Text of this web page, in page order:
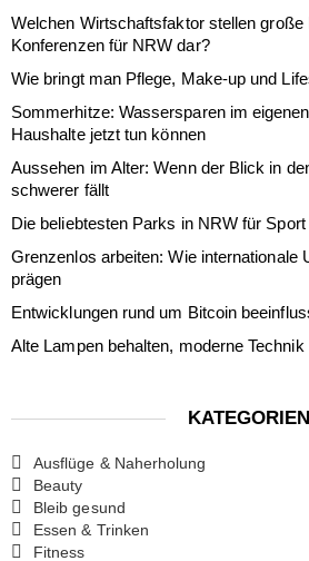
Welchen Wirtschaftsfaktor stellen große
Konferenzen für NRW dar?
Wie bringt man Pflege, Make-up und
Sommerhitze: Wassersparen im
Haushalte jetzt tun können
Aussehen im Alter: Wenn der Blick in
schwerer fällt
Die beliebtesten Parks in NRW für
Grenzenlos arbeiten: Wie internationale
prägen
Entwicklungen rund um Bitcoin
Alte Lampen behalten, moderne
KATEGORIEN
Ausflüge & Naherholung
Beauty
Bleib gesund
Essen & Trinken
Fitness